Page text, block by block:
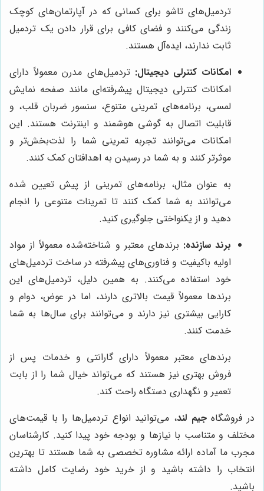
تردمیل‌های تاشو برای کسانی که در آپارتمان‌های کوچک
زندگی می‌کنند و فضای کافی برای قرار دادن یک تردمیل
ثابت ندارند، ایده‌آل هستند.
امکانات کنترلی دیجیتال: تردمیل‌های مدرن معمولاً دارای
امکانات کنترلی دیجیتال پیشرفته‌ای مانند صفحه نمایش
لمسی، برنامه‌های تمرینی متنوع، سنسور ضربان قلب، و
قابلیت اتصال به گوشی هوشمند و اینترنت هستند. این
امکانات می‌توانند تجربه تمرینی شما را لذت‌بخش‌تر و
موثرتر کنند و به شما در رسیدن به اهدافتان کمک کنند.
به عنوان مثال، برنامه‌های تمرینی از پیش تعیین شده
می‌توانند به شما کمک کنند تا تمرینات متنوعی را انجام
دهید و از یکنواختی جلوگیری کنید.
برند سازنده: برندهای معتبر و شناخته‌شده معمولاً از مواد
اولیه باکیفیت و فناوری‌های پیشرفته در ساخت تردمیل‌های
خود استفاده می‌کنند. به همین دلیل، تردمیل‌های این
برندها معمولاً قیمت بالاتری دارند، اما در عوض، دوام و
کارایی بیشتری نیز دارند و می‌توانند برای سال‌ها به شما
خدمت کنند.
برندهای معتبر معمولاً دارای گارانتی و خدمات پس از
فروش بهتری نیز هستند که می‌تواند خیال شما را از بابت
تعمیر و نگهداری دستگاه راحت کند.
در فروشگاهجیم لند، می‌توانید انواع تردمیل‌ها را با قیمت‌های
مختلف و متناسب با نیازها و بودجه خود پیدا کنید. کارشناسان
مجرب ما آماده ارائه مشاوره تخصصی به شما هستند تا بهترین
انتخاب را داشته باشید و از خرید خود رضایت کامل داشته
باشید.